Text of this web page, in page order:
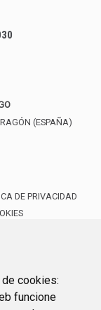
cookies:
funcione
(ESPAÑA)
DE PRIVACIDAD